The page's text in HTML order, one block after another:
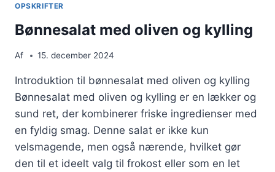
OPSKRIFTER
Bønnesalat med oliven og kylling
Af 15. december 2024
Introduktion til bønnesalat med oliven og kylling
Bønnesalat med oliven og kylling er en lækker og
sund ret, der kombinerer friske ingredienser med
en fyldig smag. Denne salat er ikke kun
velsmagende, men også nærende, hvilket gør
den til et ideelt valg til frokost eller som en let